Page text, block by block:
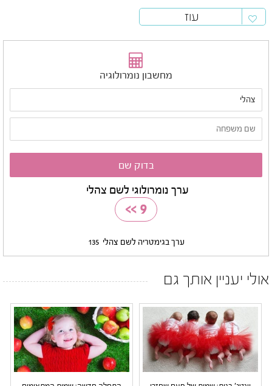
עוז
מחשבון נומרולוגיה
ערך נומרולוגי לשם צהלי
9
>>
ערך בגימטריה לשם צהלי 135
אולי יעניין אותך גם